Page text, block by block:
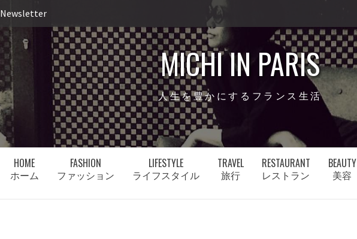
Newsletter
MICHI IN PARIS
人生を豊かにするフランス生活
HOME
ホーム
FASHION
ファッション
LIFESTYLE
ライフスタイル
TRAVEL
旅行
RESTAURANT
レストラン
BEAUTY
美容